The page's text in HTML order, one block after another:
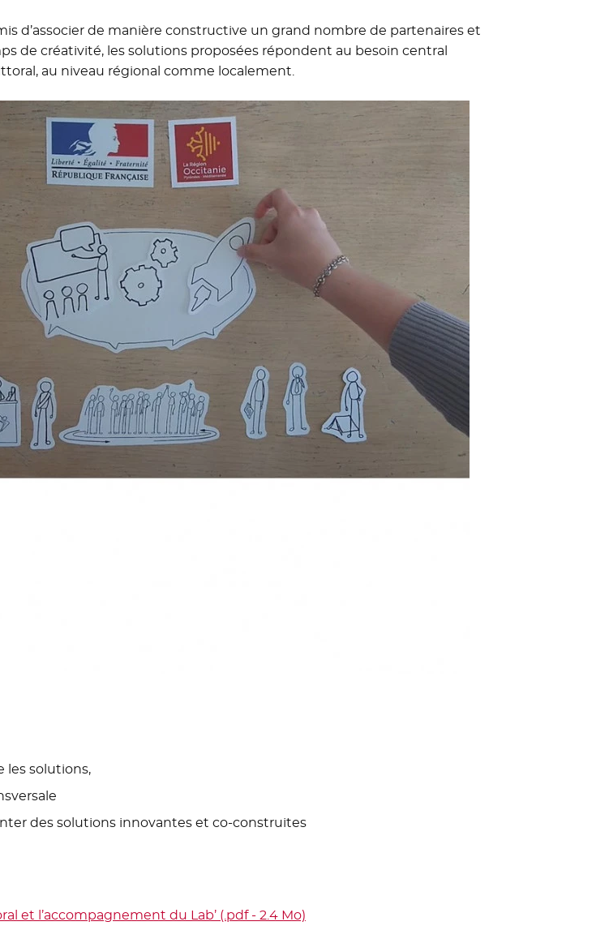
d’associer de manière constructive un grand nombre de partenaires et
de créativité, les solutions proposées répondent au besoin central
au niveau régional comme localement.
les solutions,
des solutions innovantes et co-construites
et l’accompagnement du Lab’ (.pdf - 2.4 Mo)